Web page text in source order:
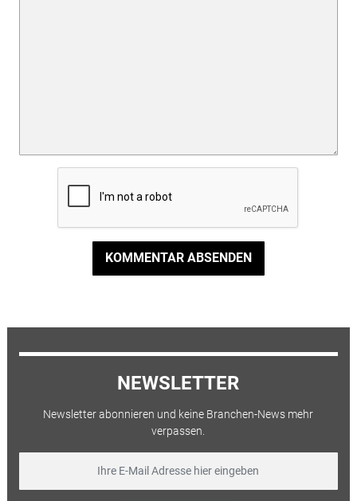
KOMMENTAR ABSENDEN
NEWSLETTER
Newsletter abonnieren und keine Branchen-News mehr
verpassen.